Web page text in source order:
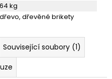
64 kg
dřevo, dřevěné brikety
Související soubory (1)